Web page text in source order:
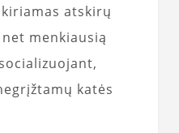
atskirų
menkiausią
katės